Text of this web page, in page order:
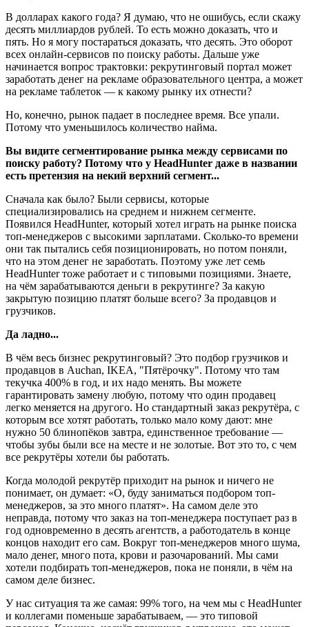
В долларах какого года? Я думаю, что не ошибусь, если скажу
десять миллиардов рублей. То есть можно доказать, что и
пять. Но я могу постараться доказать, что десять. Это оборот
всех онлайн-сервисов по поиску работы. Дальше уже
начинается вопрос трактовки: рекрутинговый портал может
заработать денег на рекламе образовательного центра, а может
на рекламе таблеток — к какому рынку их отнести?
Но, конечно, рынок падает в последнее время. Все упали.
Потому что уменьшилось количество найма.
Вы видите сегментирование рынка между сервисами по
поиску работу? Потому что у HeadHunter даже в названии
есть претензия на некий верхний сегмент...
Сначала как было? Были сервисы, которые
специализировались на среднем и нижнем сегменте.
Появился HeadHunter, который хотел играть на рынке поиска
топ-менеджеров с высокими зарплатами. Сколько-то времени
они так пытались себя позиционировать, но потом поняли,
что на этом денег не заработать. Поэтому уже лет семь
HeadHunter тоже работает и с типовыми позициями. Знаете,
на чём зарабатываются деньги в рекрутинге? За какую
закрытую позицию платят больше всего? За продавцов и
грузчиков.
Да ладно...
В чём весь бизнес рекрутинговый? Это подбор грузчиков и
продавцов в Auchan, IKEA, "Пятёрочку". Потому что там
текучка 400% в год, и их надо менять. Вы можете
гарантировать замену любую, потому что один продавец
легко меняется на другого. Но стандартный заказ рекрутёра, с
которым все хотят работать, только мало кому дают: мне
нужно 50 блинопёков завтра, единственное требование —
чтобы зубы были все на месте и не золотые. Вот это то, с чем
все рекрутёры хотели бы работать.
Когда молодой рекрутёр приходит на рынок и ничего не
понимает, он думает: «О, буду заниматься подбором топ-
менеджеров, за это много платят». На самом деле это
неправда, потому что заказ на топ-менеджера поступает раз в
год одновременно в десять агентств, а работодатель в конце
концов находит его сам. Вокруг топ-менеджеров много шума,
мало денег, много пота, крови и разочарований. Мы сами
хотели подбирать топ-менеджеров, пока не поняли, в чём на
самом деле бизнес.
У нас ситуация та же самая: 99% того, на чем мы с HeadHunter
и коллегами поменьше зарабатываем, — это типовой